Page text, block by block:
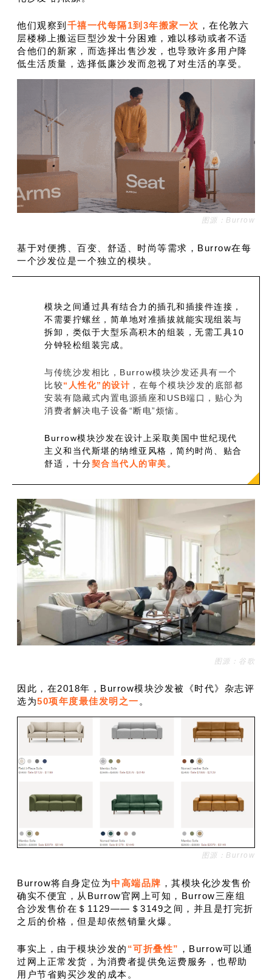
他们观察到 千禧一代每隔1到3年搬家一次 ，在伦敦六
层楼梯上搬运巨型沙发十分困难，难以移动或者不适
合他们的新家，而选择出售沙发，也导致许多用户降
低生活质量，选择低廉沙发而忽视了对生活的享受。
图源：Burrow
基于对便携、百变、舒适、时尚等需求，Burrow在每
一个沙发位是一个独立的模块。
模块之间通过具有结合力的插孔和插接件连接，
不需要拧螺丝，简单地对准插拔就能实现组装与
拆卸，类似于大型乐高积木的组装，无需工具10
分钟轻松组装完成。
与传统沙发相比，Burrow模块沙发还具有一个
比较“人性化”的设计 ，在每个模块沙发的底部都
安装有隐藏式内置电源插座和USB端口，贴心为
消费者解决电子设备“断电”烦恼。
Burrow模块沙发在设计上采取美国中世纪现代
主义和当代斯堪的纳维亚风格，简约时尚、贴合
舒适，十分契合当代人的审美。
图源：谷歌
因此，在2018年，Burrow模块沙发被《时代》杂志评
选为50项年度最佳发明之一 。
图源：Burrow
Burrow将自身定位为中高端品牌 ，其模块化沙发售价
确实不便宜，从Burrow官网上可知，Burrow三座组
合沙发售价在＄1129——＄3149之间，并且是打完折
之后的价格，但是却依然销量火爆。
事实上，由于模块沙发的 “可折叠性” ，Burrow可以通
过网上正常发货，为消费者提供免运费服务，也帮助
用户节省购买沙发的成本。